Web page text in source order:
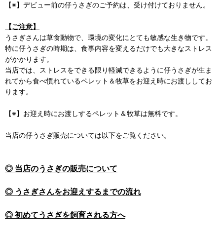
【※】デビュー前の仔うさぎのご予約は、受け付けておりません。
【ご注意】
うさぎさんは草食動物で、環境の変化にとても敏感な生き物です。
特に仔うさぎの時期は、食事内容を変えるだけでも大きなストレス
がかかります。
当店では、ストレスをできる限り軽減できるように仔うさぎが生ま
れてから食べ慣れているペレット＆牧草をお迎え時にお渡ししてお
ります。
【※】お迎え時にお渡しするペレット＆牧草は無料です。
当店の仔うさぎ販売については以下をご覧ください。
◎ 当店のうさぎの販売について
◎ うさぎさんをお迎えするまでの流れ
◎ 初めてうさぎを飼育される方へ